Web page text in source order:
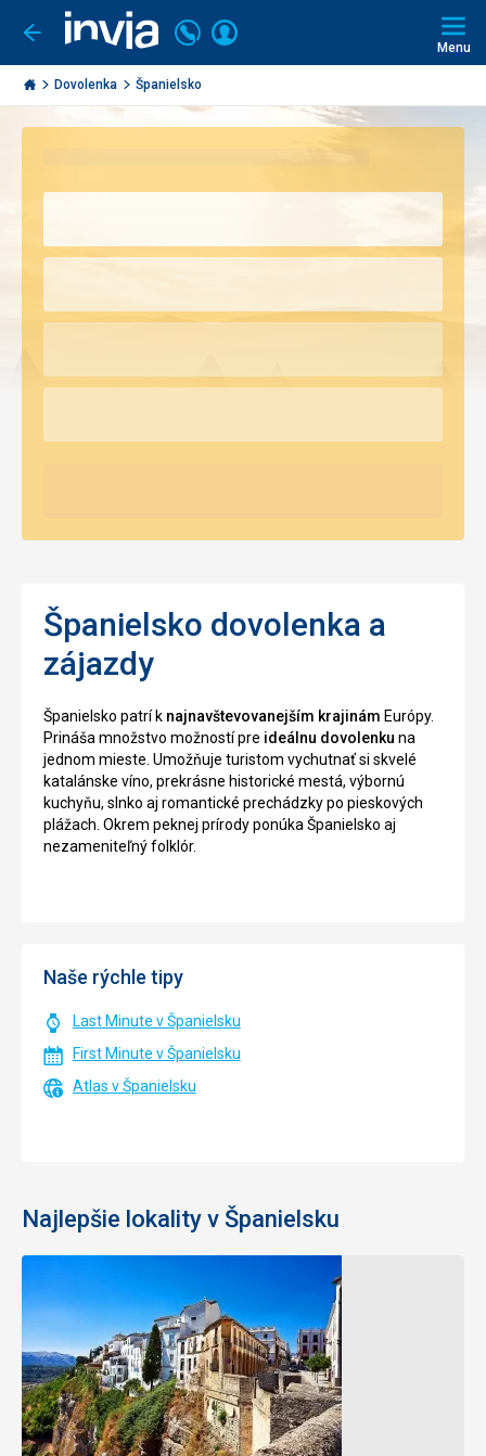
Ísť
späť
Invia.sk
Volajte
+421
2
3221
0493
Prihlásiť
Menu
Dovolenka Španielsko
Španielsko dovolenka a
zájazdy
Španielsko patrí k najnavštevovanejším krajinám Európy.
Prináša množstvo možností pre ideálnu dovolenku na
jednom mieste. Umožňuje turistom vychutnať si skvelé
katalánske víno, prekrásne historické mestá, výbornú
kuchyňu, slnko aj romantické prechádzky po pieskových
plážach. Okrem peknej prírody ponúka Španielsko aj
nezameniteľný folklór.
Naše rýchle tipy
Last Minute v Španielsku
First Minute v Španielsku
Atlas v Španielsku
Najlepšie lokality v Španielsku
Baleárske
ostrovy
Popri
historických
pamiatkach
Barcelona
Hlavné
mesto
Katalánska
oplýva